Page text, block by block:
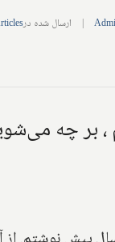
| ارسال شده در
، بر چه